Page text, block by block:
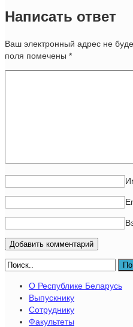
Написать ответ
Ваш электронный адрес не
поля помечены *
О Республике Беларусь
Выпускнику
Сотруднику
Факультеты